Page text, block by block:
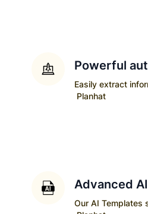
Powerful
Easily extract
Planhat
Advanced
Our AI Templates